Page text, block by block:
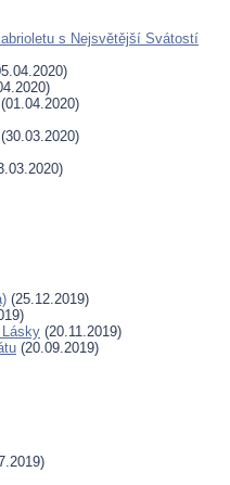
s Nejsvětější Svátostí
(01.04.2020)
(30.03.2020)
(25.12.2019)
(20.11.2019)
(20.09.2019)